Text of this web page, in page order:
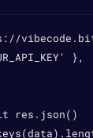
},
res.json()